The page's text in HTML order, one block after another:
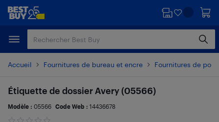
Passer
principal
Passer
Accueil Fournitures de bureau et encre Fournitures de
Étiquette de dossier Avery (05566)
Modèle : 05566 Code Web : 14436678